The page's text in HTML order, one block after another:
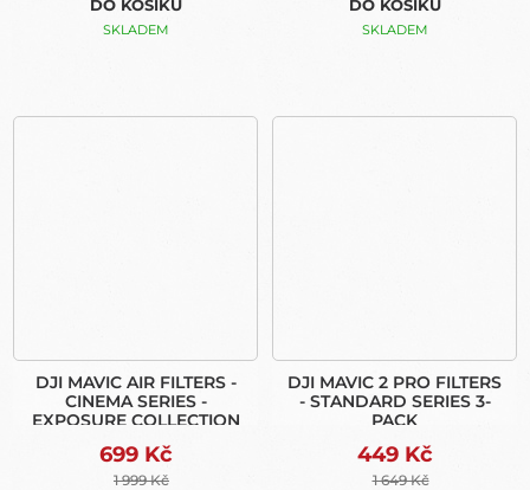
DO KOŠÍKU
SKLADEM
DO KOŠÍKU
SKLADEM
DJI MAVIC AIR FILTERS -
CINEMA SERIES -
EXPOSURE COLLECTION
699 Kč
1 999 Kč
DJI MAVIC 2 PRO FILTERS
- STANDARD SERIES 3-
PACK
449 Kč
1 649 Kč